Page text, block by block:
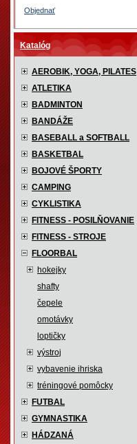
Objednať
Katalóg
AEROBIK, YOGA, PILATES
ATLETIKA
BADMINTON
BANDÁŽE
BASEBALL a SOFTBALL
BASKETBAL
BOJOVÉ ŠPORTY
CAMPING
CYKLISTIKA
FITNESS - POSILŇOVANIE
FITNESS - STROJE
FLOORBAL
hokejky
shafty
čepele
omotávky
loptičky
výstroj
vybavenie ihriska
tréningové pomôcky
FUTBAL
GYMNASTIKA
HÁDZANÁ